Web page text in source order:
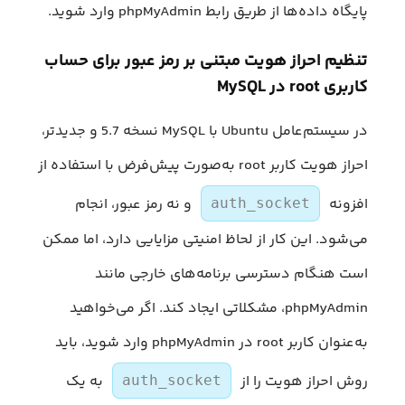
پایگاه داده‌ها از طریق رابط phpMyAdmin وارد شوید.
تنظیم احراز هویت مبتنی بر رمز عبور برای حساب
کاربری root در MySQL
در سیستم‌عامل Ubuntu با MySQL نسخه 5.7 و جدیدتر،
احراز هویت کاربر root به‌صورت پیش‌فرض با استفاده از
افزونه
auth_socket
و نه رمز عبور، انجام
می‌شود. این کار از لحاظ امنیتی مزایایی دارد، اما ممکن
است هنگام دسترسی برنامه‌های خارجی مانند
phpMyAdmin، مشکلاتی ایجاد کند. اگر می‌خواهید
به‌عنوان کاربر root در phpMyAdmin وارد شوید، باید
روش احراز هویت را از
auth_socket
به یک